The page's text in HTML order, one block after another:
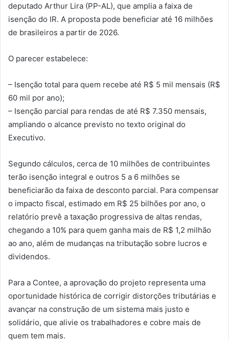
deputado Arthur Lira (PP-AL), que amplia a faixa de
isenção do IR. A proposta pode beneficiar até 16 milhões
de brasileiros a partir de 2026.
O parecer estabelece:
– Isenção total para quem recebe até R$ 5 mil mensais (R$
60 mil por ano);
– Isenção parcial para rendas de até R$ 7.350 mensais,
ampliando o alcance previsto no texto original do
Executivo.
Segundo cálculos, cerca de 10 milhões de contribuintes
terão isenção integral e outros 5 a 6 milhões se
beneficiarão da faixa de desconto parcial. Para compensar
o impacto fiscal, estimado em R$ 25 bilhões por ano, o
relatório prevê a taxação progressiva de altas rendas,
chegando a 10% para quem ganha mais de R$ 1,2 milhão
ao ano, além de mudanças na tributação sobre lucros e
dividendos.
Para a Contee, a aprovação do projeto representa uma
oportunidade histórica de corrigir distorções tributárias e
avançar na construção de um sistema mais justo e
solidário, que alivie os trabalhadores e cobre mais de
quem tem mais.